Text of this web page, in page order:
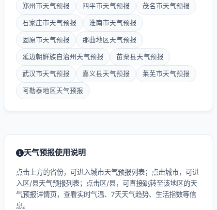
郑州市天气预报 四平市天气预报 茂名市天气预报
石家庄市天气预报 淮南市天气预报
固原市天气预报 那曲地区天气预报
延边朝鲜族自治州天气预报 苗栗县天气预报
武汉市天气预报 嘉义县天气预报 莱芜市天气预报
阿勒泰地区天气预报
天气预报使用说明
点击上方的省份，可进入城市天气预报列表；点击城市，可进
入区/县天气预报列表；点击区/县，可直接跳转至该地区的天
气预报详情页，查看实时气温、7天天气趋势、生活指数等信
息。